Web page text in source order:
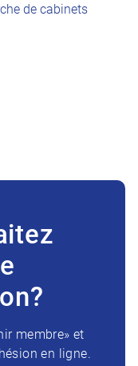
de cabinets
membre» et
en ligne.